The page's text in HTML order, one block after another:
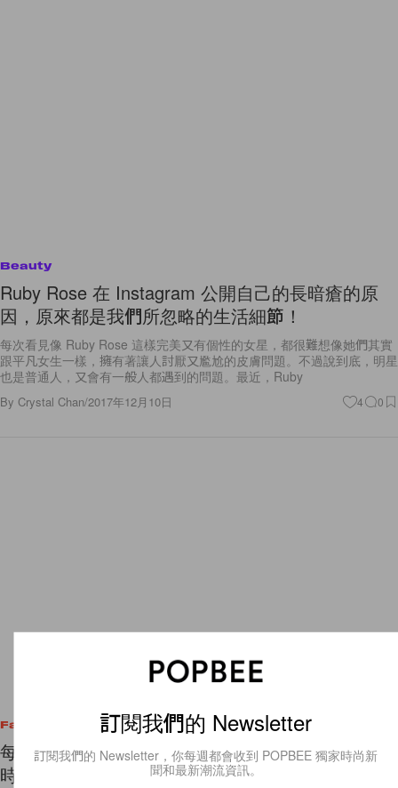
Beauty
Ruby Rose 在 Instagram 公開自己的長暗瘡的原
因，原來都是我們所忽略的生活細節！
每次看見像 Ruby Rose 這樣完美又有個性的女星，都很難想像她們其實
跟平凡女生一樣，擁有著讓人討厭又尷尬的皮膚問題。不過說到底，明星
也是普通人，又會有一般人都遇到的問題。最近，Ruby
By Crystal Chan/2017年12月10日 4 0
Fashion
每個時尚女生都必須知道！2017 年被搜尋最多的
時尚單品原來是......
訂閱我們的 Newsletter
訂閱我們的 Newsletter，你每週都會收到 POPBEE 獨家時尚新
聞和最新潮流資訊。